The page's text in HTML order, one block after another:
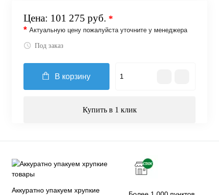
Цена: 101 275 руб. *
* Актуальную цену пожалуйста уточните у менеджера
Под заказ
В корзину
Купить в 1 клик
Аккуратно упакуем хрупкие